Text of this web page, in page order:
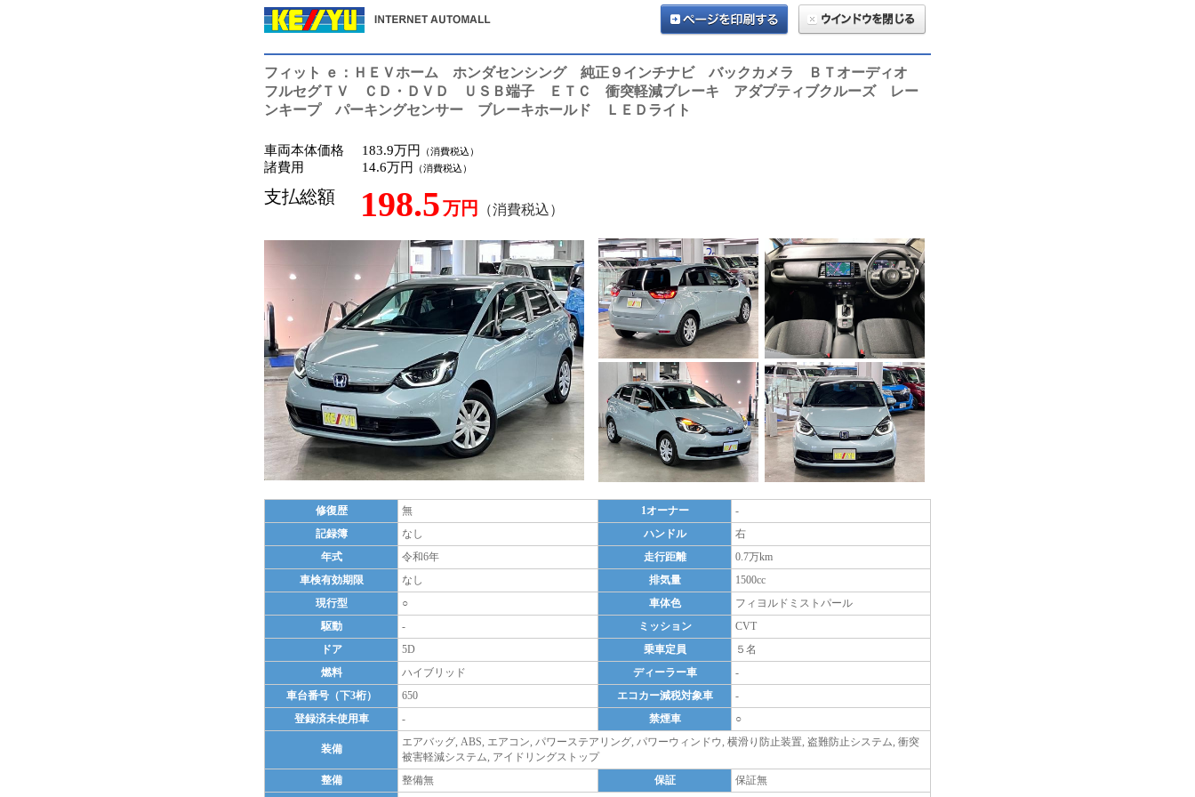
フィット ｅ：ＨＥＶホーム ホンダセンシング 純正９インチナビ バックカメラ ＢＴオーディオ
フルセグＴＶ ＣＤ・ＤＶＤ ＵＳＢ端子 ＥＴＣ 衝突軽減ブレーキ アダプティブクルーズ レー
ンキープ パーキングセンサー ブレーキホールド ＬＥＤライト
車両本体価格 183.9万円 （消費税込）
諸費用 14.6万円 （消費税込）
支払総額 198.5万円 （消費税込）
修復歴 無 1オーナー
-
記録簿
なし ハンドル
右
年式
令和6年 走行距離
0.7万km
車検有効期限
なし 排気量
1500cc
現行型
○ 車体色
フィヨルドミストパール
駆動
- ミッション
CVT
ドア
5D 乗車定員
５名
燃料
ハイブリッド ディーラー車
-
車台番号（下3桁）
650 エコカー減税対象車
-
登録済未使用車
- 禁煙車 ○
装備
エアバッグ, ABS, エアコン, パワーステアリング, パワーウィンドウ, 横滑り防止装置, 盗難防止システム, 衝突
被害軽減システム, アイドリングストップ
整備
整備無 保証 保証無